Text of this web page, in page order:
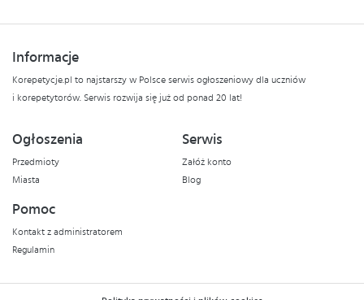
Informacje
Korepetycje.pl to najstarszy w Polsce serwis ogłoszeniowy dla uczniów
i korepetytorów. Serwis rozwija się już od ponad 20 lat!
Ogłoszenia
Przedmioty
Miasta
Serwis
Załóż konto
Blog
Pomoc
Kontakt z administratorem
Regulamin